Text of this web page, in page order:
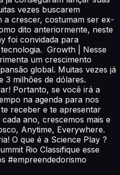
vezes buscarem
a crescer, costumam ser ex-
dito anteriormente, neste
foi convidada para
Growth | Nesse
um crescimento
global. Muitas vezes já
3 milhões de dólares.
Portanto, se você irá a
na agenda para nos
receber e te apresentar
ano, crescemos mais e
Anytime, Everywhere.
O que é a Science Play ?
Rio Classifique esse
#empreendedorismo